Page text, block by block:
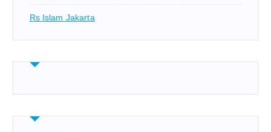
Rs Islam Jakarta